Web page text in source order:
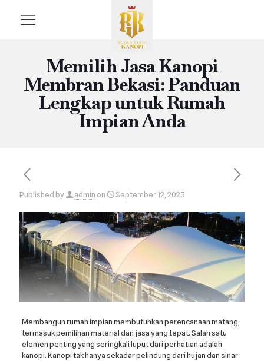
Memilih Jasa Kanopi
Membran Bekasi: Panduan
Lengkap untuk Rumah
Impian Anda
Published by admin on September 12, 2025
Membangun rumah impian membutuhkan perencanaan matang,
termasuk pemilihan material dan jasa yang tepat. Salah satu
elemen penting yang seringkali luput dari perhatian adalah
kanopi. Kanopi tak hanya sekadar pelindung dari hujan dan sinar